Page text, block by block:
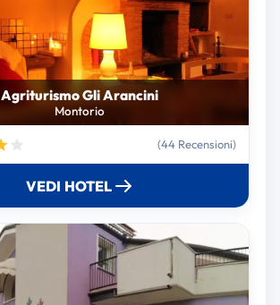
Agriturismo Gli Arancini
Montorio
(44 Recensioni)
VEDI HOTEL